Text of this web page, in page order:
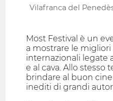
Vilafranca del
Most Festival è un
a mostrare le
internazionali legate
e al cava. Allo stesso
brindare al buon
inediti di grandi